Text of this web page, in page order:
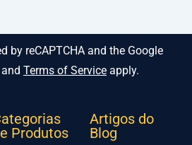
by reCAPTCHA and the Google
and Terms of Service apply.
Produtos
Artigos do
Blog